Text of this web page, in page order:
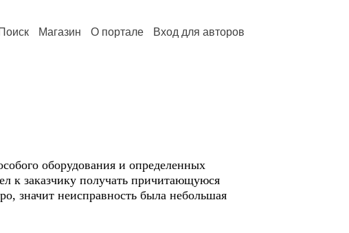
Поиск Магазин О портале Вход для авторов
оборудования и определенных
к заказчику получать причитающуюся
значит неисправность была небольшая